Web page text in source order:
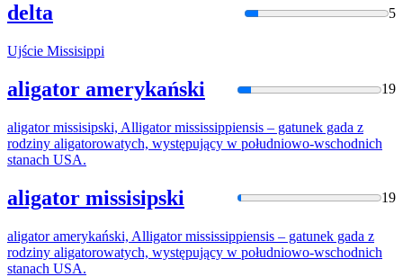
delta 5
Ujście Missisippi
aligator amerykański 19
aligatormissisipski, Alligatormississippiensis – gatunek gada z
rodziny aligatorowatych, występujący w południowo-wschodnich
stanach USA.
aligator missisipski 19
aligator amerykański, Alligatormississippiensis – gatunek gada z
rodziny aligatorowatych, występujący w południowo-wschodnich
stanach USA.